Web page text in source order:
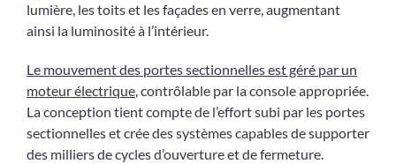
lumière, les toits et les façades en verre, augmentant
ainsi la luminosité à l’intérieur.
Le mouvement des portes sectionnelles est géré par un
moteur électrique, contrôlable par la console appropriée.
La conception tient compte de l’effort subi par les portes
sectionnelles et crée des systèmes capables de supporter
des milliers de cycles d’ouverture et de fermeture.